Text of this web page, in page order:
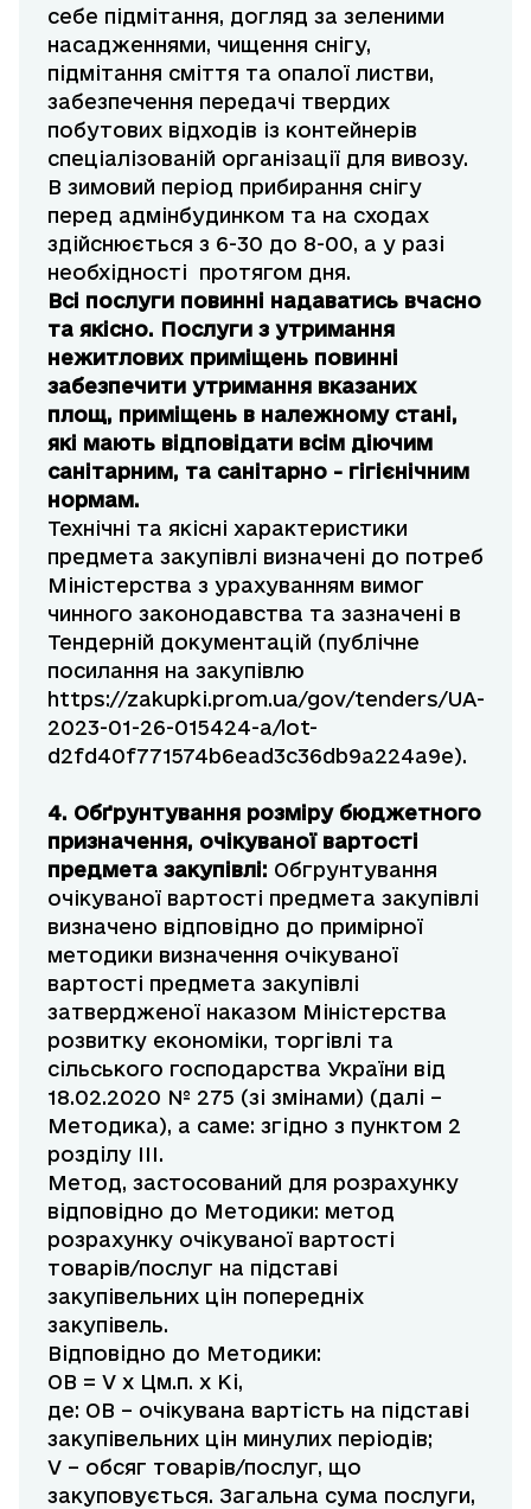
себе підмітання, догляд за зеленими
насадженнями, чищення снігу,
підмітання сміття та опалої листви,
забезпечення передачі твердих
побутових відходів із контейнерів
спеціалізованій організації для вивозу.
В зимовий період прибирання снігу
перед адмінбудинком та на сходах
здійснюється з 6-30 до 8-00, а у разі
необхідності протягом дня.
Всі послуги повинні надаватись вчасно
та якісно. Послуги з утримання
нежитлових приміщень повинні
забезпечити утримання вказаних
площ, приміщень в належному стані,
які мають відповідати всім діючим
санітарним, та санітарно - гігієнічним
нормам.
Технічні та якісні характеристики
предмета закупівлі визначені до потреб
Міністерства з урахуванням вимог
чинного законодавства та зазначені в
Тендерній документацій (публічне
посилання на закупівлю
https://zakupki.prom.ua/gov/tenders/UA-
2023-01-26-015424-a/lot-
d2fd40f771574b6ead3c36db9a224a9e).
4. Обґрунтування розміру бюджетного
призначення, очікуваної вартості
предмета закупівлі: Обгрунтування
очікуваної вартості предмета закупівлі
визначено відповідно до примірної
методики визначення очікуваної
вартості предмета закупівлі
затвердженої наказом Міністерства
розвитку економіки, торгівлі та
сільського господарства України від
18.02.2020 № 275 (зі змінами) (далі –
Методика), а саме: згідно з пунктом 2
розділу III.
Метод, застосований для розрахунку
відповідно до Методики: метод
розрахунку очікуваної вартості
товарів/послуг на підставі
закупівельних цін попередніх
закупівель.
Відповідно до Методики:
ОВ = V x Цм.п. x Ki,
де: ОВ – очікувана вартість на підставі
закупівельних цін минулих періодів;
V – обсяг товарів/послуг, що
закуповується. Загальна сума послуги,